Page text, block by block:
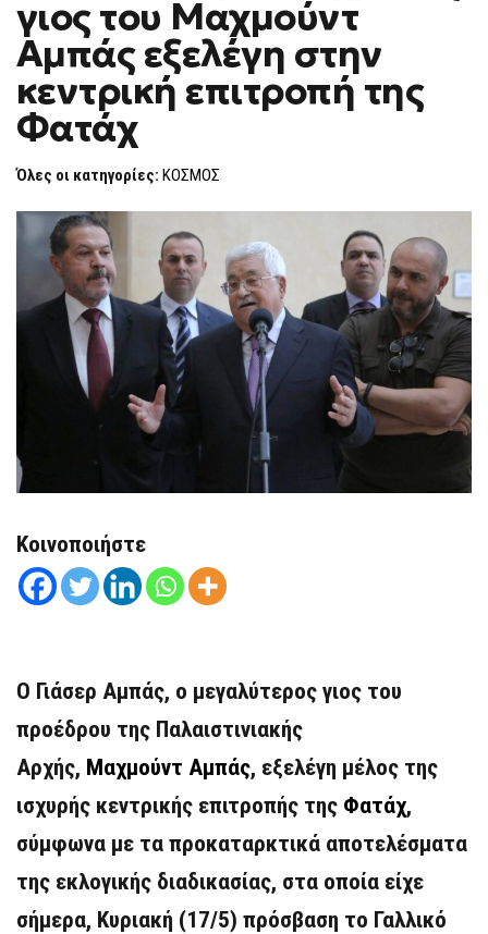
ΓΙΟΣ
ΤΟΥ
ΜΑΧΜΟΎΝΤ
ΑΜΠΆΣ
ΕΞΕΛΈΓΗ
ΣΤΗΝ
ΚΕΝΤΡΙΚΉ
ΦΑΤΆΧ
γιος του Μαχμούντ
Αμπάς εξελέγη στην
κεντρική επιτροπή της
Φατάχ
Όλες οι κατηγορίες: ΚΟΣΜΟΣ
Κοινοποιήστε
Ο Γιάσερ Αμπάς, ο μεγαλύτερος γιος του
προέδρου της Παλαιστινιακής
Αρχής, Μαχμούντ Αμπάς, εξελέγη μέλος της
ισχυρής κεντρικής επιτροπής της Φατάχ,
σύμφωνα με τα προκαταρκτικά αποτελέσματα
της εκλογικής διαδικασίας, στα οποία είχε
σήμερα, Κυριακή (17/5) πρόσβαση το Γαλλικό